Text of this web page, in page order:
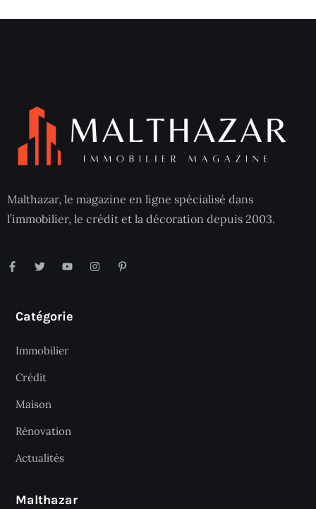
Malthazar, le magazine en ligne spécialisé dans
l’immobilier, le crédit et la décoration depuis 2003.
Catégorie
Immobilier
Crédit
Maison
Rénovation
Actualités
Malthazar